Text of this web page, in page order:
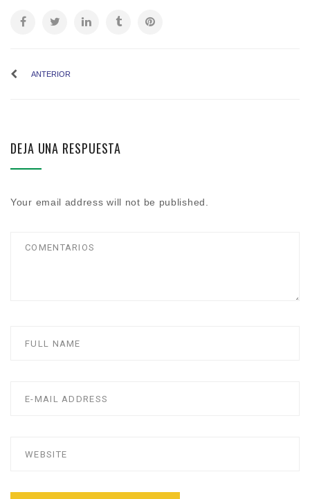
ANTERIOR
DEJA UNA RESPUESTA
Your email address will not be published.